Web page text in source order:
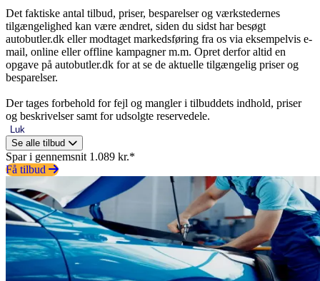
Det faktiske antal tilbud, priser, besparelser og værkstedernes
tilgængelighed kan være ændret, siden du sidst har besøgt
autobutler.dk eller modtaget markedsføring fra os via eksempelvis e-
mail, online eller offline kampagner m.m. Opret derfor altid en
opgave på autobutler.dk for at se de aktuelle tilgængelig priser og
besparelser.
Der tages forbehold for fejl og mangler i tilbuddets indhold, priser
og beskrivelser samt for udsolgte reservedele.
Luk
Se alle tilbud
Spar i gennemsnit 1.089 kr.*
Få tilbud